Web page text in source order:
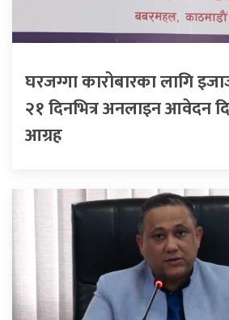
घरजग्गा कारोबारका लागि
२१ दिनभित्र अनलाइन आवेदन
आग्रह